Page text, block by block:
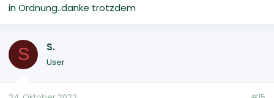
in Ordnung..danke trotzdem
S S.
User